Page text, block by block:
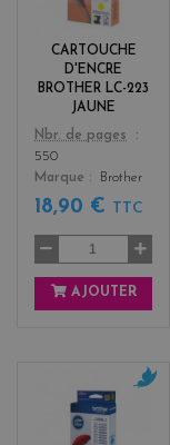
CARTOUCHE
D'ENCRE
BROTHER LC-223
JAUNE
Color
o
Nbr. de pages
550
Marque
Brother
18,90 € TTC
AJOUTER